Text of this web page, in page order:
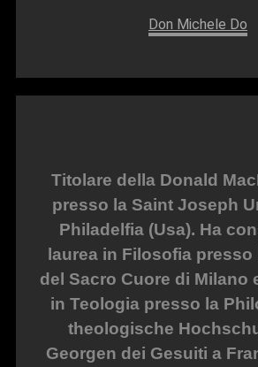
Don Michele Do
Titolare della Donald
presso la Saint Joseph
Philadelfia (Usa). Ha
laurea in Filosofia presso
del Sacro Cuore di Milano
in Teologia presso la
theologische
Georgen dei Gesuiti a